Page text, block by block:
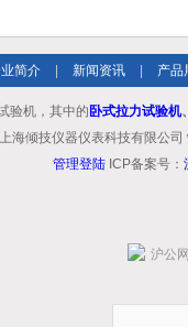
简介 新闻资讯 产品
验机，其中的 卧式拉力试验机
上海倾技仪器仪表科技有限公
管理登陆 ICP备案号：
沪公